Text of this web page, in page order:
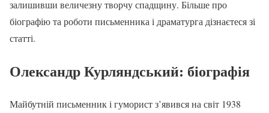
залишивши величезну творчу спадщину. Більше про
біографію та роботи письменника і драматурга дізнаєтеся зі
статті.
Олександр Курляндський: біографія
Майбутній письменник і гуморист з’явився на світ 1938